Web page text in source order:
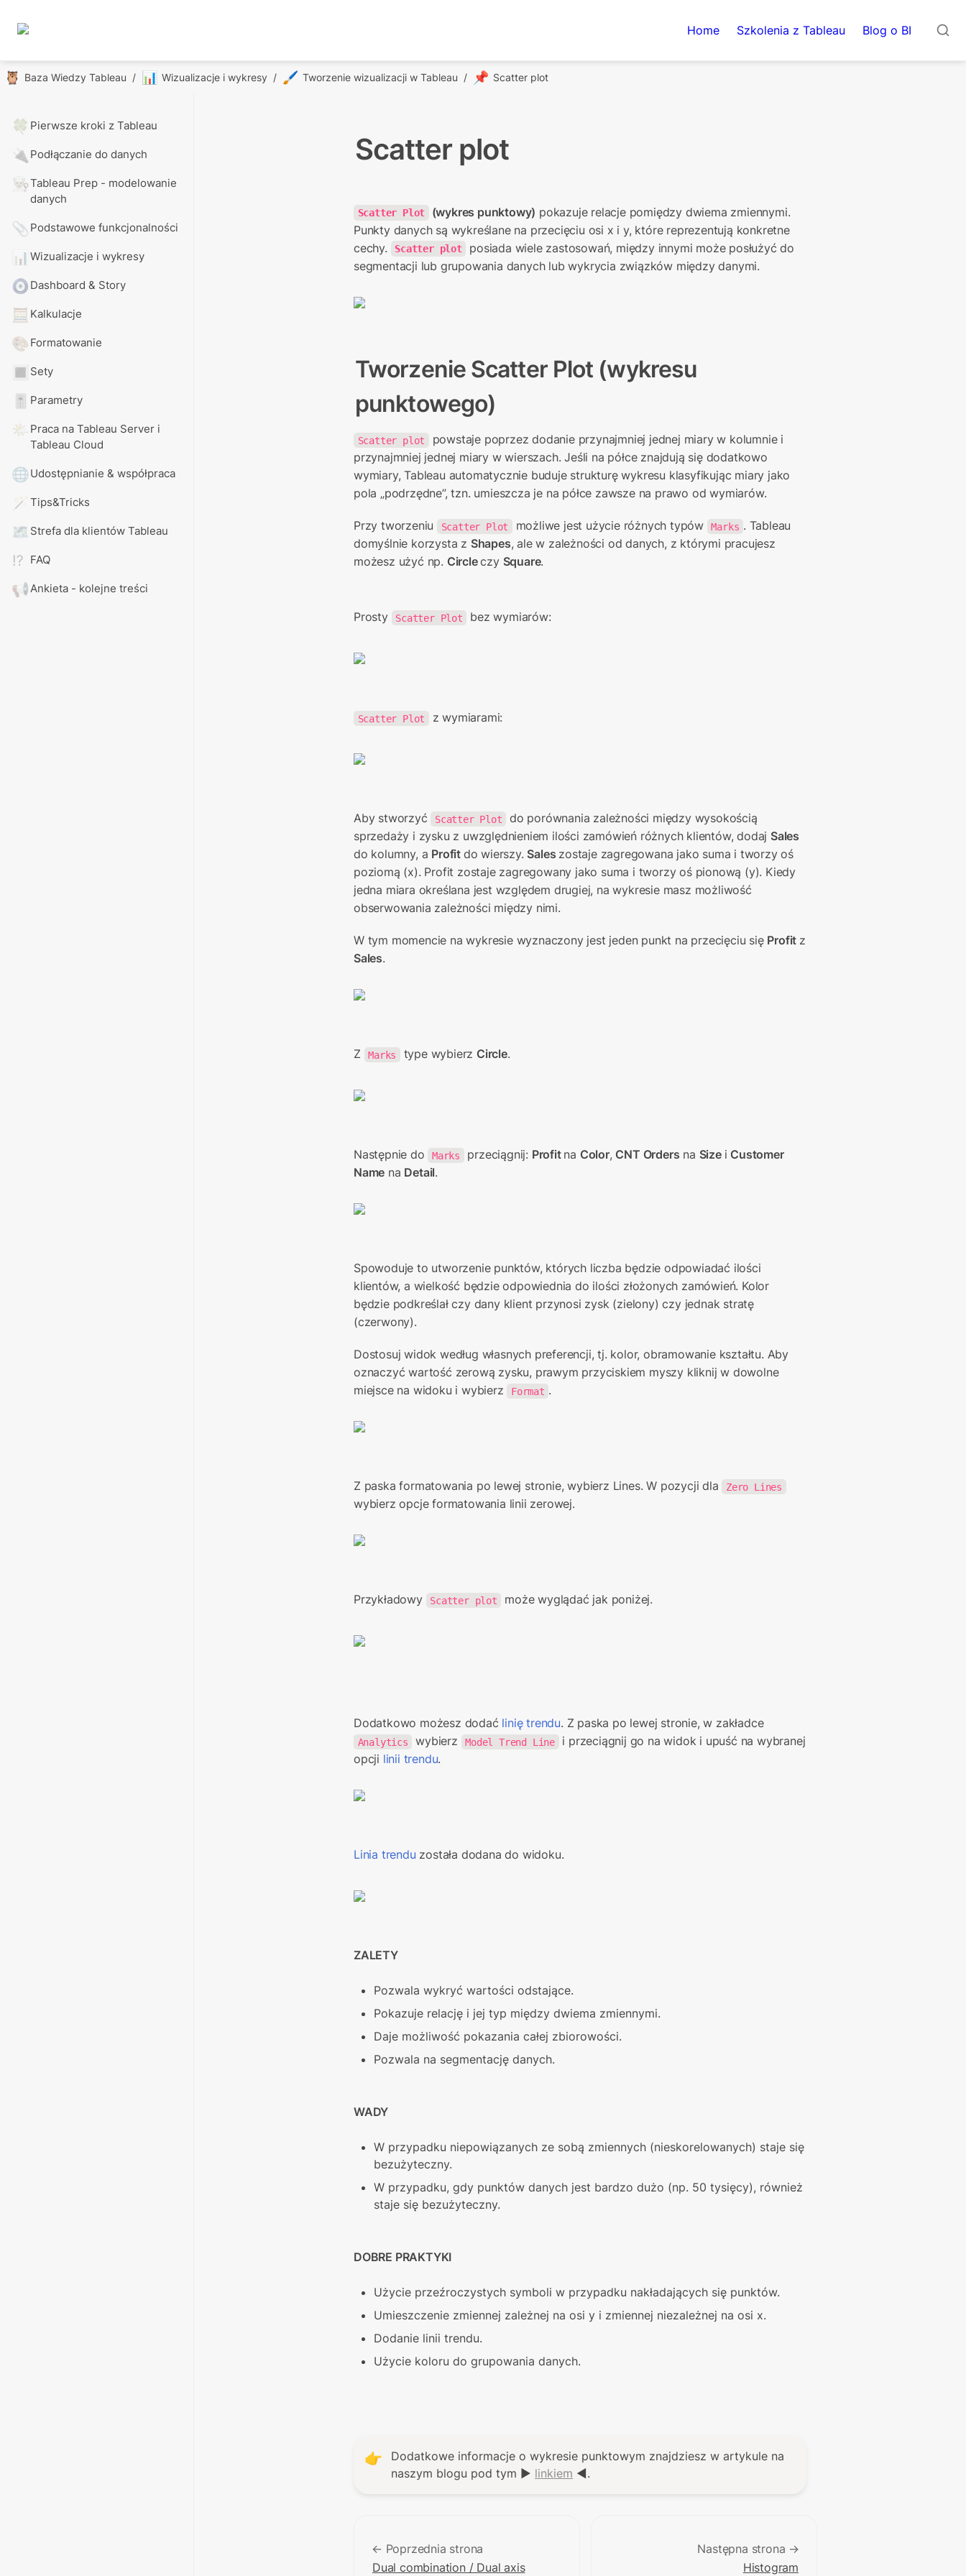
Home Szkolenia z Tableau Blog o BI
🦉 Baza Wiedzy Tableau / 📊 Wizualizacje i wykresy / 🖌️ Tworzenie wizualizacji w Tableau / 📌 Scatter plot
🍀 Pierwsze kroki z Tableau
🔌 Podłączanie do danych
👨🏼‍🍳Tableau Prep - modelowanie
danych
📎 Podstawowe funkcjonalności
📊 Wizualizacje i wykresy
🧿 Dashboard & Story
🧮 Kalkulacje
🎨 Formatowanie
🔳 Sety
🎚️ Parametry
🌤️ Praca na Tableau Server i
Tableau Cloud
🌐Udostępnianie & współpraca
🪄 Tips&Tricks
🗺️ Strefa dla klientów Tableau
⁉️ FAQ
📢Ankieta - kolejne treści
Scatter plot
Scatter Plot (wykres punktowy) pokazuje relacje pomiędzy dwiema zmiennymi.
Punkty danych są wykreślane na przecięciu osi x i y, które reprezentują konkretne
cechy.
Scatter plot
posiada wiele zastosowań, między innymi może posłużyć do
segmentacji lub grupowania danych lub wykrycia związków między danymi.
Tworzenie Scatter Plot (wykresu
punktowego)
Scatter plot
powstaje poprzez dodanie przynajmniej jednej miary w kolumnie i
przynajmniej jednej miary w wierszach. Jeśli na półce znajdują się dodatkowo
wymiary, Tableau automatycznie buduje strukturę wykresu klasyfikując miary jako
pola „podrzędne”, tzn. umieszcza je na półce zawsze na prawo od wymiarów.
Przy tworzeniu Scatter Plot możliwe jest użycie różnych typów Marks . Tableau
domyślnie korzysta z Shapes, ale w zależności od danych, z którymi pracujesz
możesz użyć np. Circle czy Square.
Prosty Scatter Plot bez wymiarów:
Scatter Plot z wymiarami:
Aby stworzyć Scatter Plot
do porównania zależności między wysokością
sprzedaży i zysku z uwzględnieniem ilości zamówień różnych klientów, dodaj
do kolumny, a Profit do wierszy. Sales zostaje zagregowana jako suma i tworzy oś
poziomą (x). Profit zostaje zagregowany jako suma i tworzy oś pionową (y). Kiedy
jedna miara określana jest względem drugiej, na wykresie masz możliwość
obserwowania zależności między nimi.
W tym momencie na wykresie wyznaczony jest jeden punkt na przecięciu się Profit
Sales.
Z Marks type wybierz Circle.
Następnie do Marks przeciągnij: Profit na Color, CNT Orders na Size i Customer
Name na Detail.
Spowoduje to utworzenie punktów, których liczba będzie odpowiadać ilości
klientów, a wielkość będzie odpowiednia do ilości złożonych zamówień. Kolor
będzie podkreślał czy dany klient przynosi zysk (zielony) czy jednak stratę
(czerwony).
Dostosuj widok według własnych preferencji, tj. kolor, obramowanie kształtu. Aby
oznaczyć wartość zerową zysku, prawym przyciskiem myszy kliknij w dowolne
miejsce na widoku i wybierz
Format .
Z paska formatowania po lewej stronie, wybierz Lines. W pozycji dla Zero Lines
wybierz opcje formatowania linii zerowej.
Przykładowy Scatter plot może wyglądać jak poniżej.
Dodatkowo możesz dodać linię trendu . Z paska po lewej stronie, w zakładce
Analytics wybierz Model Trend Line
i przeciągnij go na widok i upuść na wybranej
opcji linii trendu.
Linia trendu została dodana do widoku.
ZALETY
Pozwala wykryć wartości odstające.
Pokazuje relację i jej typ między dwiema zmiennymi.
Daje możliwość pokazania całej zbiorowości.
Pozwala na segmentację danych.
WADY
W przypadku niepowiązanych ze sobą zmiennych (nieskorelowanych) staje się
bezużyteczny.
W przypadku, gdy punktów danych jest bardzo dużo (np. 50 tysięcy), również
staje się bezużyteczny.
DOBRE PRAKTYKI
Użycie przeźroczystych symboli w przypadku nakładających się punktów.
Umieszczenie zmiennej zależnej na osi y i zmiennej niezależnej na osi x.
Dodanie linii trendu.
Użycie koloru do grupowania danych.
👉
Dodatkowe informacje o wykresie punktowym znajdziesz w artykule na
naszym blogu pod tym ▶ linkiem ◀.
← Poprzednia strona
Dual combination / Dual axis
Następna strona →
Histogram